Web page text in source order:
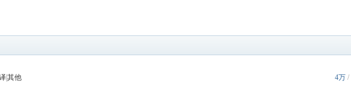
|其他
4万 /